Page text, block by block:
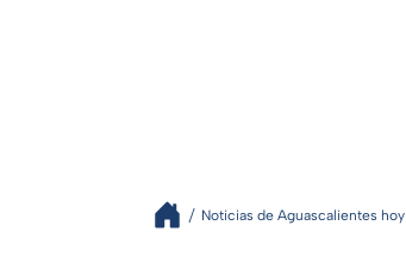
Noticias de Aguascalientes hoy